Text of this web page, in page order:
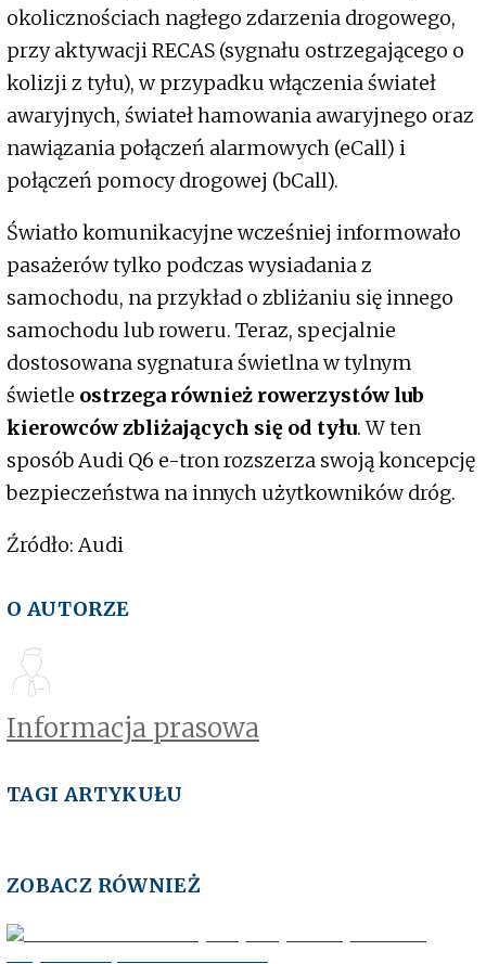
okolicznościach nagłego zdarzenia drogowego,
przy aktywacji RECAS (sygnału ostrzegającego o
kolizji z tyłu), w przypadku włączenia świateł
awaryjnych, świateł hamowania awaryjnego oraz
nawiązania połączeń alarmowych (eCall) i
połączeń pomocy drogowej (bCall).
Światło komunikacyjne wcześniej informowało
pasażerów tylko podczas wysiadania z
samochodu, na przykład o zbliżaniu się innego
samochodu lub roweru. Teraz, specjalnie
dostosowana sygnatura świetlna w tylnym
świetle ostrzega również rowerzystów lub
kierowców zbliżających się od tyłu. W ten
sposób Audi Q6 e-tron rozszerza swoją koncepcję
bezpieczeństwa na innych użytkowników dróg.
Źródło: Audi
O AUTORZE
Informacja prasowa
TAGI ARTYKUŁU
ZOBACZ RÓWNIEŻ